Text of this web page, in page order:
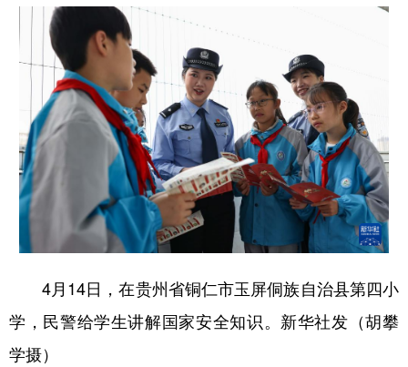
陕西 青海
新疆 内蒙古
多语种频道
English Español Français عربى
Русский язык 日本語 한국어
4月14日，在贵州省铜仁市玉屏侗族自治县第四小
学，民警给学生讲解国家安全知识。新华社发（胡攀
学摄）